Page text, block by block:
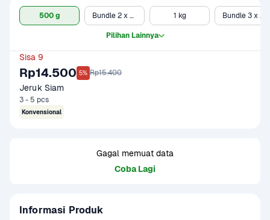
500 g Bundle 2 x 500 gr 1 kg Bundle 3 x 500 gr
Pilihan Lainnya
Sisa 9
Rp14.500 5% Rp15.400
Jeruk Siam
3 - 5 pcs
Konvensional
Gagal memuat data
Coba Lagi
Informasi Produk